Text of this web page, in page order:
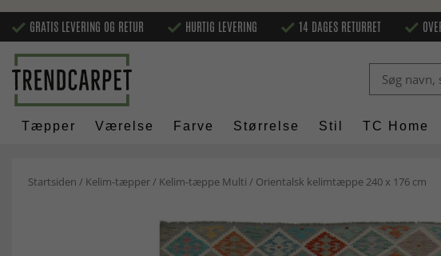
GRATIS LEVERING OG RETUR HURTIG LEVERING 14 DAGES RETURRET
Tæpper Værelse Farve Størrelse Stil TC Home
Startsiden / Kelim-tæpper/ Kelim-tæppe Multi / Orientalsk kelimtæppe 240 x 176 cm